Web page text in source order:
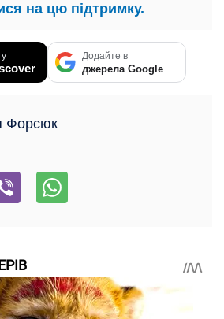
на цю підтримку.
Додайте в
джерела Google
Форсюк